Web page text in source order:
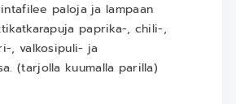
paloja ja lampaan
paprika-, chili-,
, valkosipuli- ja
(tarjolla kuumalla parilla)